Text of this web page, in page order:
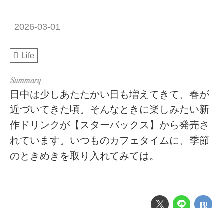
2026-03-01
Life
日中は少しあたたかい日も増えてきて、春が
近づいてきた頃。そんなときに楽しみたい新
作ドリンクが【スターバックス】から発売さ
れています。いつものカフェタイムに、季節
のときめきを取り入れてみては。